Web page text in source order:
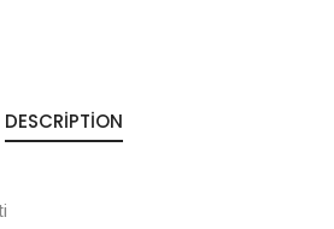
DESCRIPTION